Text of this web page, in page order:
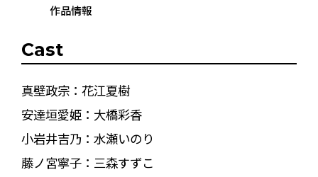
作品情報
Cast
真壁政宗：花江夏樹
安達垣愛姫：大橋彩香
小岩井吉乃：水瀬いのり
藤ノ宮寧子：三森すずこ